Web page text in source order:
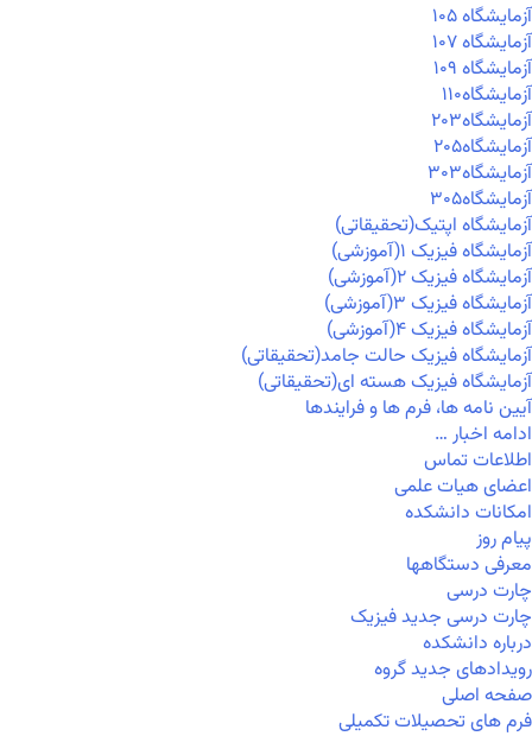
آزمايشگاه ۱۰۵
آزمايشگاه ۱۰۷
آزمايشگاه ۱۰۹
آزمايشگاه۱۱۰
آزمايشگاه۲۰۳
آزمايشگاه۲۰۵
آزمايشگاه۳۰۳
آزمايشگاه۳۰۵
آزمایشگاه اپتیک(تحقیقاتی)
آزمایشگاه فیزیک ۱(آموزشی)
آزمایشگاه فیزیک ۲(آموزشی)
آزمایشگاه فیزیک ۳(آموزشی)
آزمایشگاه فیزیک ۴(آموزشی)
آزمایشگاه فیزیک حالت جامد(تحقیقاتی)
آزمایشگاه فیزیک هسته ای(تحقیقاتی)
آیین نامه ها، فرم ها و فرایندها
ادامه اخبار …
اطلاعات تماس
اعضای هیات علمی
امکانات دانشکده
پیام روز
معرفی دستگاهها
چارت درسی
چارت درسی جدید فیزیک
درباره دانشکده
رویدادهای جدید گروه
صفحه اصلی
فرم های تحصیلات تکمیلی